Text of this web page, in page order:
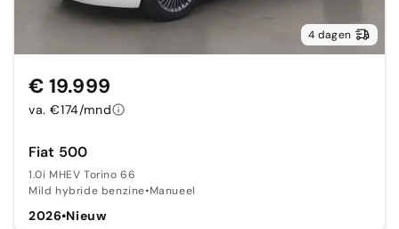
4 dagen
Fiat 500
1.0i MHEV Torino 66
Mild hybride benzine•Manueel
2026•Nieuw
€ 19.999
va. €174/mnd